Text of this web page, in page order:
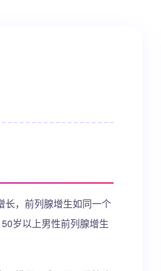
长，前列腺增生如同一个
岁以上男性前列腺增生